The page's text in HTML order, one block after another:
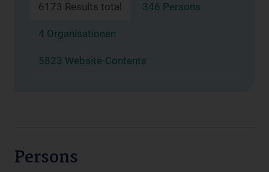
6173 Results total 346 Persons
4 Organisationen
5823 Website-Contents
Persons